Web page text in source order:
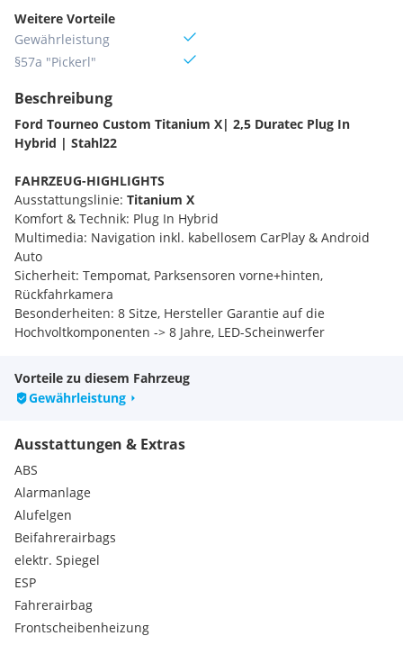
Weitere Vorteile
Gewährleistung
§57a "Pickerl"
Beschreibung
Ford Tourneo Custom Titanium X| 2,5 Duratec Plug In
Hybrid | Stahl22
FAHRZEUG-HIGHLIGHTS
Ausstattungslinie: Titanium X
Komfort & Technik: Plug In Hybrid
Multimedia: Navigation inkl. kabellosem CarPlay & Android
Auto
Sicherheit: Tempomat, Parksensoren vorne+hinten,
Rückfahrkamera
Besonderheiten: 8 Sitze, Hersteller Garantie auf die
Hochvoltkomponenten -> 8 Jahre, LED-Scheinwerfer
IHR DRAHT ZU AUTO STAHL WIEN 22
Sie möchten mehr erfahren zu diesem Fahrzeug oder eine
Probefahrt vereinbaren? Wir sind gerne für Sie da:
Tel. 01/33 122-552
Mail.
IHRE VORTEILE BEI AUTO STAHL
Eigene Ladeinfrastruktur vor Ort
Große Auswahl an Elektro- und Hybridfahrzeugen und auch
klassischen Antrieben
Beratung für Firmenflotten mit Nachhaltigkeitszielen
Speziell auf die Marke ausgebildete EV-Techniker
Reparatur & Service für alle Marken – PKW, Nutzfahrzeuge &
Motorräder
Vorteile zu diesem Fahrzeug
Gewährleistung
Ausstattungen & Extras
ABS
Alarmanlage
Alufelgen
Beifahrerairbags
elektr. Spiegel
ESP
Fahrerairbag
Frontscheibenheizung